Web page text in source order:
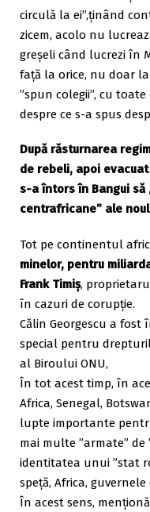
circulă la ei”,ținând
zicem, acolo nu
greșeli când lucrezi în
față la orice, nu doar la
”spun colegii”, cu
despre ce s-a spus
După răsturnarea
de rebeli, apoi evacuat
s-a întors în Bangui
centrafricane” ale
Tot pe continentul
minelor, pentru
Frank Timiș,
în cazuri de corupție.
Călin Georgescu a fost
special pentru
al Biroului ONU,
În tot acest timp, în
Africa, Senegal,
lupte importante
mai multe ”armate” de
identitatea unui ”stat
speță, Africa,
În acest sens,